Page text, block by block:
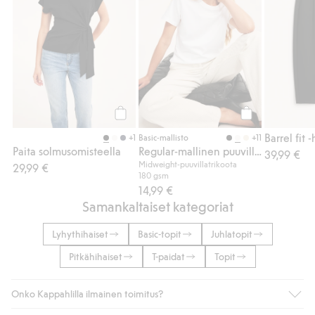
+1
Paita solmusomisteella
29,99 €
Osta
Basic-mallisto +11
Midweight-puuvillatrikoota
180 gsm
14,99 €
Barrel fit -
39,99 €
Samankaltaiset kategoriat
Lyhythihaiset Basic-topit
Juhlatopit
Pitkähihaiset
T-paidat Topit
Onko Kappahlilla ilmainen toimitus?